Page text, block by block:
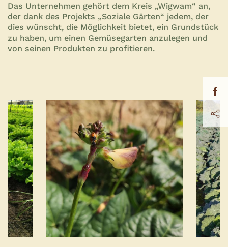
Das Unternehmen gehört dem Kreis „Wigwam“ an,
der dank des Projekts „Soziale Gärten“ jedem, der
dies wünscht, die Möglichkeit bietet, ein Grundstück
zu haben, um einen Gemüsegarten anzulegen und
von seinen Produkten zu profitieren.